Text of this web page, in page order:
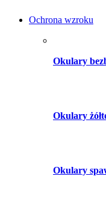
Ochrona wzroku
Okulary
Okulary
Okulary